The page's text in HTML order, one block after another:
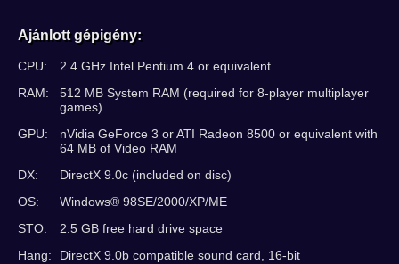
Ajánlott gépigény:
CPU:
2.4 GHz Intel Pentium 4 or equivalent
RAM:
512 MB System RAM (required for 8-player multiplayer
games)
GPU:
nVidia GeForce 3 or ATI Radeon 8500 or equivalent with
64 MB of Video RAM
DX:
DirectX 9.0c (included on disc)
OS:
Windows® 98SE/2000/XP/ME
STO:
2.5 GB free hard drive space
Hang:
DirectX 9.0b compatible sound card, 16-bit